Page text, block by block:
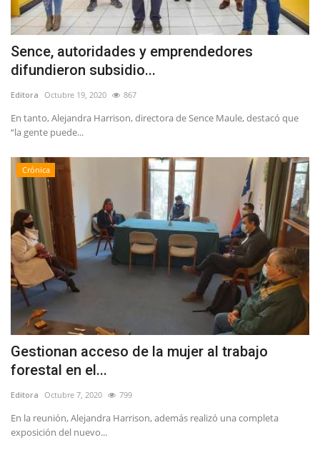
Sence, autoridades y emprendedores
difundieron subsidio...
Editora Octubre 19, 2020 867
En tanto, Alejandra Harrison, directora de Sence Maule, destacó que
“la gente puede...
Crónica
Gestionan acceso de la mujer al trabajo
forestal en el...
Editora Octubre 7, 2020 799
En la reunión, Alejandra Harrison, además realizó una completa
exposición del nuevo...